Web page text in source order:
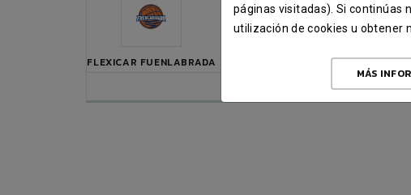
FLEXICAR FUENLABRADA
PRIMERA FEB / LIGA
NOV 2025
SÁB 8
PABELLÓN FERNANDO
páginas visitadas). Si continúas
utilización de cookies u obtener
MÁS